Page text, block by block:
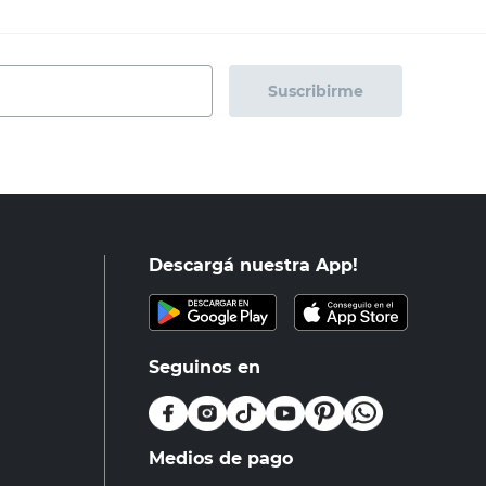
Suscribirme
Descargá nuestra App!
Seguinos en
Medios de pago